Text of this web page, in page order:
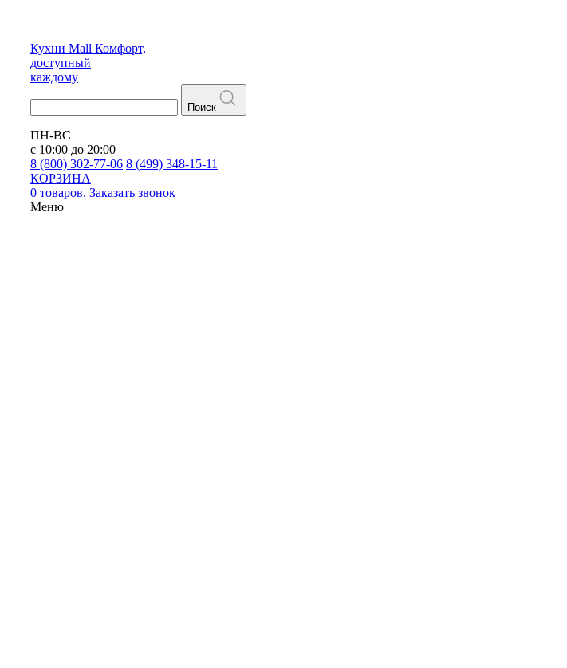
Кухни Mall Комфорт,
доступный
каждому
Поиск
ПН-ВС
с 10:00 до 20:00
8 (800) 302-77-06 8 (499) 348-15-11
КОРЗИНА
0 товаров. Заказать звонок
Меню